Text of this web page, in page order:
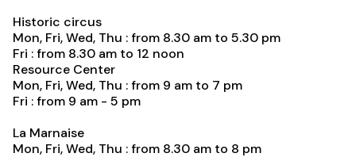
Historic circus
Mon, Fri, Wed, Thu : from 8.30 am to 5.30 pm
Fri : from 8.30 am to 12 noon
Resource Center
Mon, Fri, Wed, Thu : from 9 am to 7 pm
Fri : from 9 am - 5 pm
La Marnaise
Mon, Fri, Wed, Thu : from 8.30 am to 8 pm